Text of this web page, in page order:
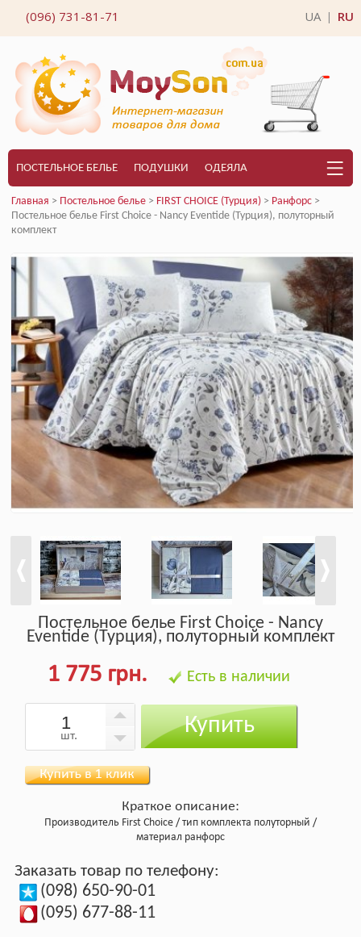
(096) 731-81-71 UA RU
ПОСТЕЛЬНОЕ БЕЛЬЕ ПОДУШКИ ОДЕЯЛА
Главная > Постельное белье > FIRST CHOICE (Турция) > Ранфорс >
Постельное белье First Choice - Nancy Eventide (Турция), полуторный
комплект
Постельное белье First Choice - Nancy
Eventide (Турция), полуторный комплект
1 775 грн. Есть в наличии
шт. Купить
Краткое описание:
Производитель First Choice тип комплекта полуторный
материал ранфорс
Заказать товар по телефону:
(098) 650-90-01
(095) 677-88-11